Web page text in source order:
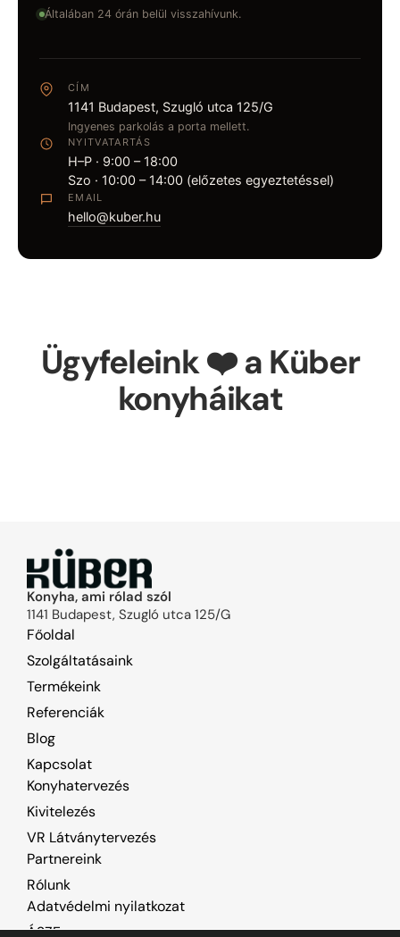
Általában 24 órán belül visszahívunk.
CÍM
1141 Budapest, Szugló utca 125/G
Ingyenes parkolás a porta mellett.
NYITVATARTÁS
H–P · 9:00 – 18:00
Szo · 10:00 – 14:00 (előzetes egyeztetéssel)
EMAIL
hello@kuber.hu
Ügyfeleink ❤️ a Küber
konyháikat
Konyha, ami rólad szól
1141 Budapest, Szugló utca 125/G
Főoldal
Szolgáltatásaink
Termékeink
Referenciák
Blog
Kapcsolat
Konyhatervezés
Kivitelezés
VR Látványtervezés
Partnereink
Rólunk
Adatvédelmi nyilatkozat
ÁSZF